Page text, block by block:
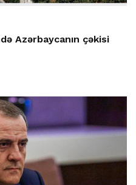
Azərbaycanın çəkisi